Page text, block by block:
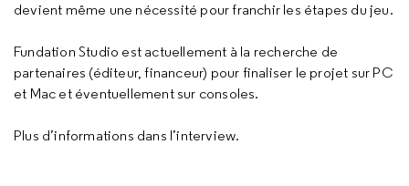
devient même une nécessité pour franchir les étapes du jeu.
Fundation Studio est actuellement à la recherche de
partenaires (éditeur, financeur) pour finaliser le projet sur PC
et Mac et éventuellement sur consoles.
Plus d’informations dans l’interview.